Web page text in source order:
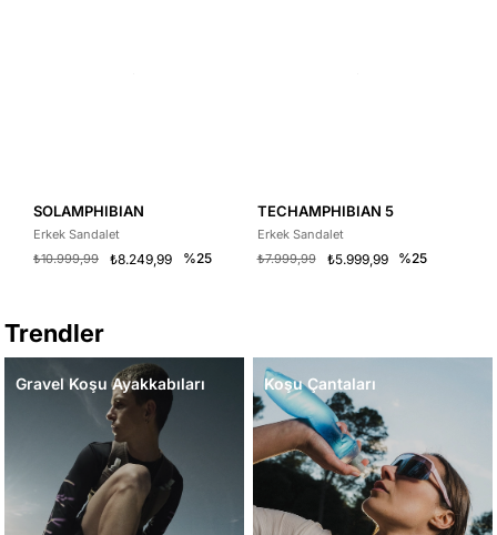
SOLAMPHIBIAN
Erkek Sandalet
₺8.249,99
₺10.999,99 %25
TECHAMPHIBIAN 5
Erkek Sandalet
₺5.999,99
₺7.999,99 %25
Trendler
Gravel Koşu Ayakkabıları Koşu Çantaları